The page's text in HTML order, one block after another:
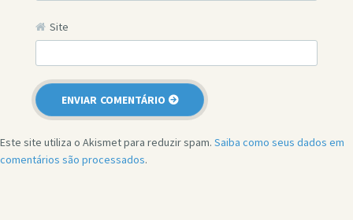
Site
Este site utiliza o Akismet para reduzir spam. Saiba como seus dados em
comentários são processados.